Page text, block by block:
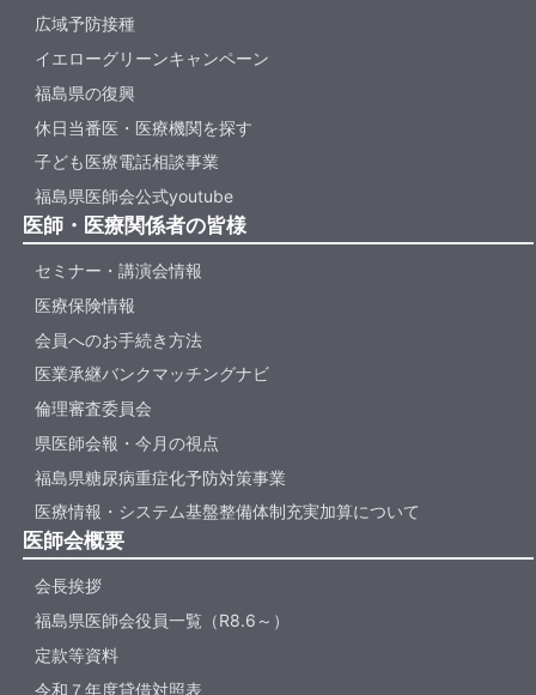
広域予防接種
イエローグリーンキャンペーン
福島県の復興
休日当番医・医療機関を探す
子ども医療電話相談事業
福島県医師会公式youtube
医師・医療関係者の皆様
セミナー・講演会情報
医療保険情報
会員へのお手続き方法
医業承継バンクマッチングナビ
倫理審査委員会
県医師会報・今月の視点
福島県糖尿病重症化予防対策事業
医療情報・システム基盤整備体制充実加算について
医師会概要
会長挨拶
福島県医師会役員一覧（R8.6～）
定款等資料
令和７年度貸借対照表